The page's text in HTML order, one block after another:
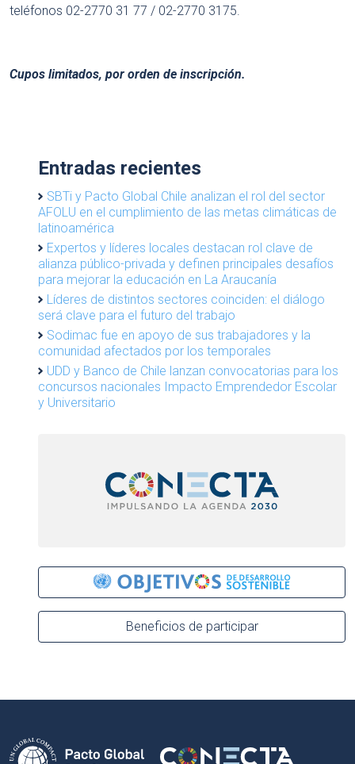
teléfonos 02-2770 31 77 / 02-2770 3175.
Cupos limitados, por orden de inscripción.
Entradas recientes
SBTi y Pacto Global Chile analizan el rol del sector
AFOLU en el cumplimiento de las metas climáticas de
latinoamérica
Expertos y líderes locales destacan rol clave de
alianza público-privada y definen principales desafíos
para mejorar la educación en La Araucanía
Líderes de distintos sectores coinciden: el diálogo
será clave para el futuro del trabajo
Sodimac fue en apoyo de sus trabajadores y la
comunidad afectados por los temporales
UDD y Banco de Chile lanzan convocatorias para los
concursos nacionales Impacto Emprendedor Escolar
y Universitario
Beneficios de participar